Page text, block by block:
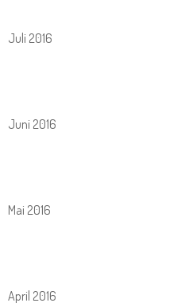
Juli 2016
Juni 2016
Mai 2016
April 2016